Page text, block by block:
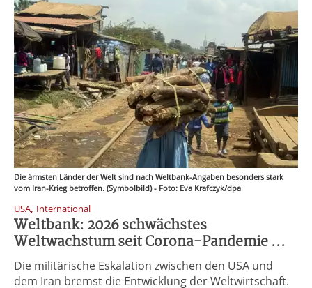
Die ärmsten Länder der Welt sind nach Weltbank-Angaben besonders stark
vom Iran-Krieg betroffen. (Symbolbild) - Foto: Eva Krafczyk/dpa
USA, International
Weltbank: 2026 schwächstes
Weltwachstum seit Corona-Pandemie ...
Die militärische Eskalation zwischen den USA und
dem Iran bremst die Entwicklung der Weltwirtschaft.